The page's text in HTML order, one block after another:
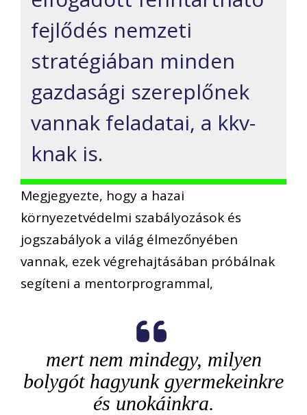
fejlődés nemzeti
stratégiában minden
gazdasági szereplőnek
vannak feladatai, a kkv-
knak is.
Megjegyezte, hogy a hazai
környezetvédelmi szabályozások és
jogszabályok a világ élmezőnyében
vannak, ezek végrehajtásában próbálnak
segíteni a mentorprogrammal,
mert nem mindegy, milyen
bolygót hagyunk gyermekeinkre
és unokáinkra.